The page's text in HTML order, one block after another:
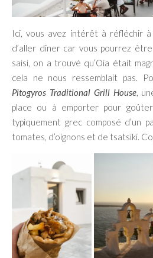
Ici, vous avez intérêt à réfléchir
d’aller dîner car vous pourrez être
saisi, on a trouvé qu’Oia était
cela ne nous ressemblait pas.
Pitogyros Traditional Grill House,
place ou à emporter pour
typiquement grec composé d’un
tomates, d’oignons et de tsatsiki.